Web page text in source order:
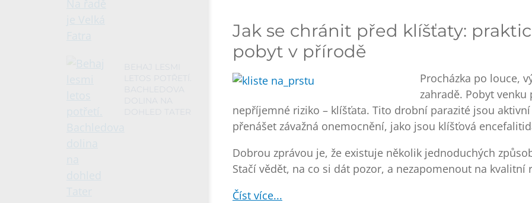
Jak se chránit před klíšťaty:
pobyt v přírodě
Procházka po louce,
zahradě. Pobyt
nepříjemné riziko – klíšťata. Tito drobní parazité jsou
přenášet závažná onemocnění, jako jsou klíšťová
Dobrou zprávou je, že existuje několik jednoduchých
Stačí vědět, na co si dát pozor, a nezapomenout na kvalitní
Číst více...